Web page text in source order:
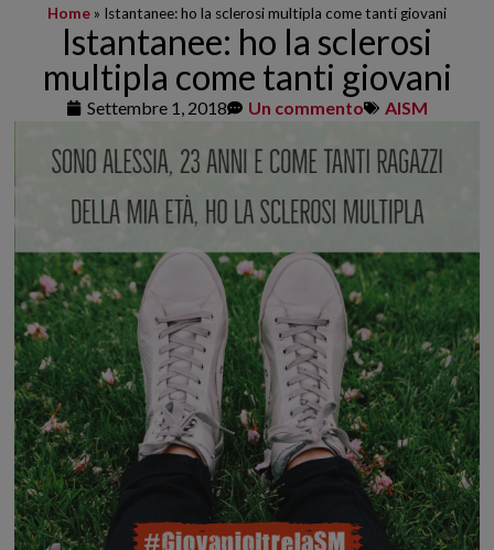
Home » Istantanee: ho la sclerosi multipla come tanti giovani
Istantanee: ho la sclerosi
multipla come tanti giovani
Settembre 1, 2018 Un commento AISM